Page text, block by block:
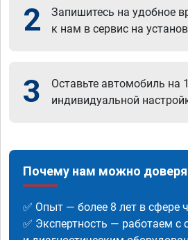
2
Запишитесь на удобное
к нам в сервис на
3
Оставьте автомобиль на
индивидуальной
Почему нам можно
✅ Опыт — более 8 лет в сфере
✅ Экспертность — работаем